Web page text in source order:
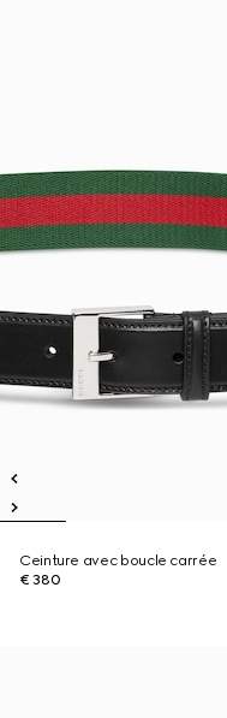
Ceinture avec boucle carrée
€ 380